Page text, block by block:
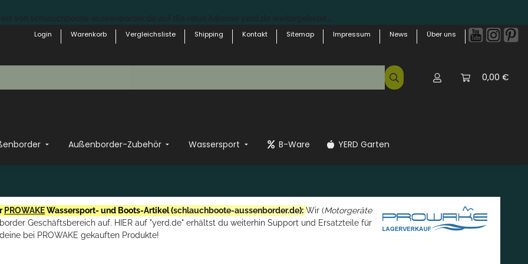
Login
Warenkorb Vergleichsliste Shipping Kontakt Sitemap Impressum News Über uns
0,00 €
Außenborder-Zubehör Wassersport B-Ware YERD Garten
PROWAKEWassersport- und Boots-Artikel (schlauchboote-aussenborder.de): Wir (Motorgeräte
Geschäftsbereich auf. HIER auf "yerd.de" erhältst du weiterhin Support und Ersatzteile für
deine bei PROWAKE gekauften Produkte!